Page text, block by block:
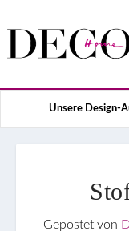
Unsere Design-
Gepostet von